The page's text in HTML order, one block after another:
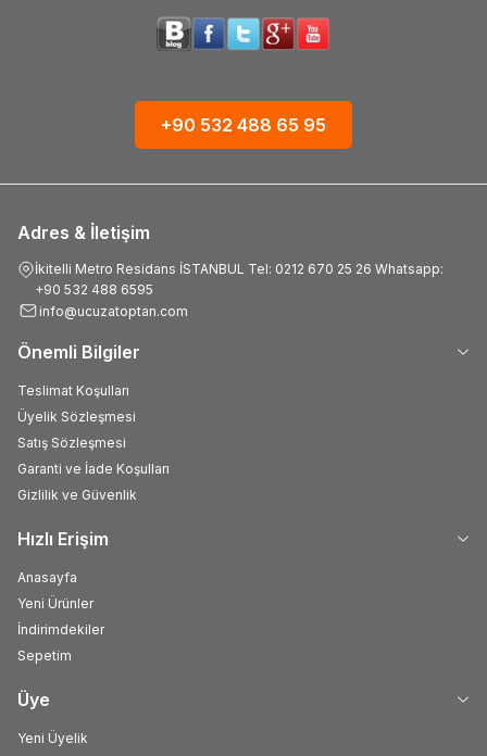
+90 532 488 65 95
Adres & İletişim
İkitelli Metro Residans İSTANBUL Tel: 0212 670 25 26 Whatsapp:
+90 532 488 6595
info@ucuzatoptan.com
Önemli Bilgiler
Teslimat Koşulları
Üyelik Sözleşmesi
Satış Sözleşmesi
Garanti ve İade Koşulları
Gizlilik ve Güvenlik
Hızlı Erişim
Anasayfa
Yeni Ürünler
İndirimdekiler
Sepetim
Üye
Yeni Üyelik